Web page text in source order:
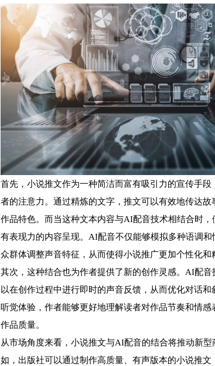
首先，小说推文作为一种简洁而富有吸引力的宣传手
者的注意力。通过精炼的文字，推文可以有效地传达故
作品特色。而当这种文本内容与AI配音技术相结合时，
有表现力的内容呈现。AI配音不仅能够模拟多种语调和
众群体调整声音特征，从而使得小说推广更加个性化和
其次，这种结合也为作者提供了新的创作灵感。AI配
以在创作过程中进行即时的声音反馈，从而优化对话
听觉体验，作者能够更好地理解读者对作品节奏和情
作品质量。
从市场角度来看，小说推文与AI配音的结合将推动新
如，出版社可以通过制作高质量、有声版本的小说推